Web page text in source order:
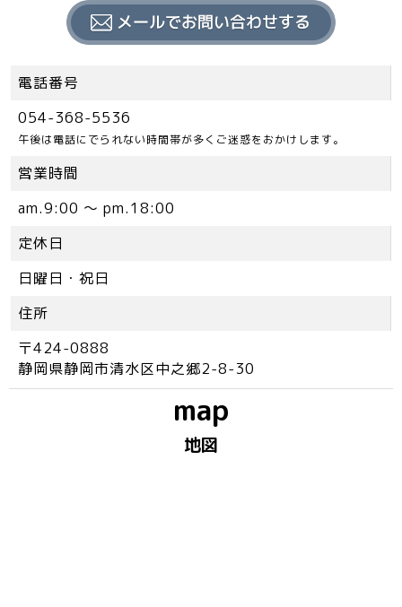
電話番号
054-368-5536
午後は電話にでられない時間帯が多くご迷惑をおかけします。
営業時間
am.9:00 ～ pm.18:00
定休日
日曜日・祝日
住所
〒424-0888
静岡県静岡市清水区中之郷2-8-30
map
地図